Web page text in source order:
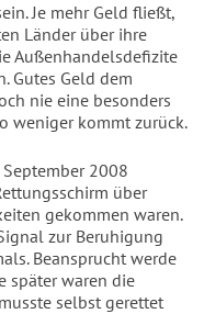
Je mehr Geld fließt,
Länder über ihre
Außenhandelsdefizite
Gutes Geld dem
nie eine besonders
weniger kommt zurück.
2008
über
gekommen waren.
zur Beruhigung
Beansprucht werde
später waren die
selbst gerettet